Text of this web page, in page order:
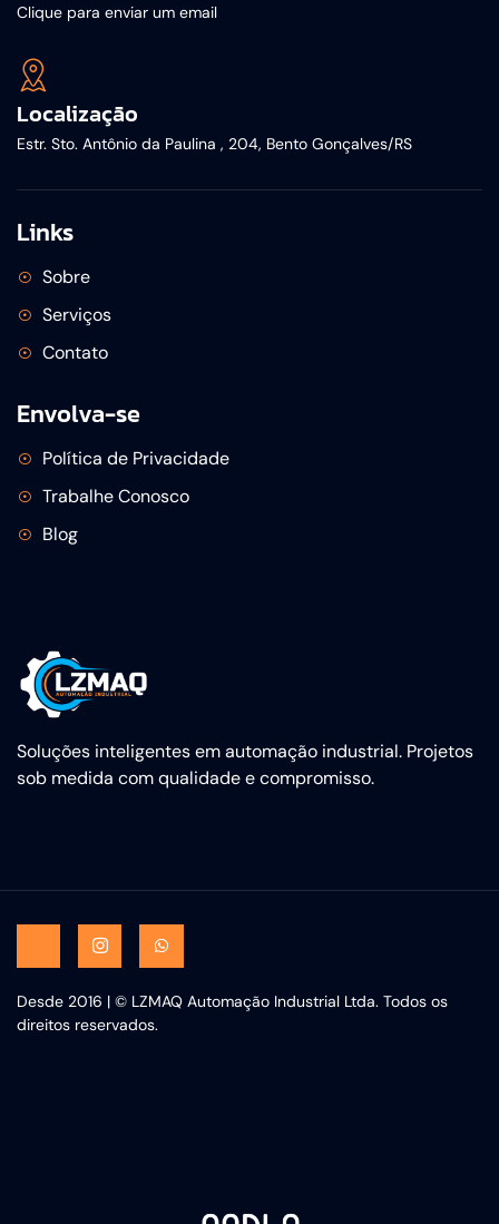
Soluções inteligentes em automação industrial. Projetos
sob medida com qualidade e compromisso.
Clique para enviar um email
Localização
Estr. Sto. Antônio da Paulina , 204, Bento Gonçalves/RS
Links
Sobre
Serviços
Contato
Envolva-se
Política de Privacidade
Trabalhe Conosco
Blog
Desde 2016 | © LZMAQ Automação Industrial Ltda. Todos os
direitos reservados.